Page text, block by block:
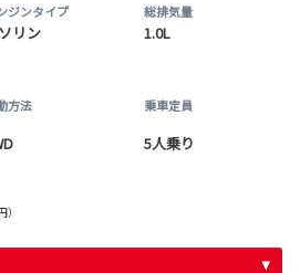
ジンタイプ
リン
総排気量
1.0L
方法 乗車定員
5人乗り